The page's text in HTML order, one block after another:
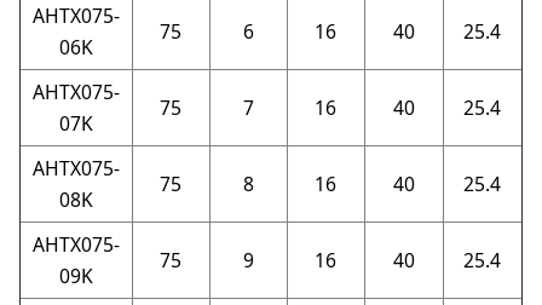
AHTX075-
06K
75 6 16 40 25.4
AHTX075-
07K
75 7 16 40 25.4
AHTX075-
08K
75 8 16 40 25.4
AHTX075-
09K
75 9 16 40 25.4